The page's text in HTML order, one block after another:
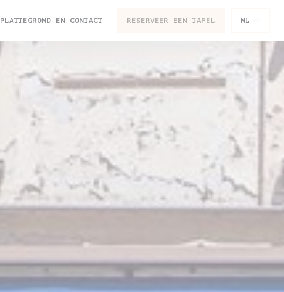
PLATTEGROND EN CONTACT RESERVEER EEN TAFEL NL